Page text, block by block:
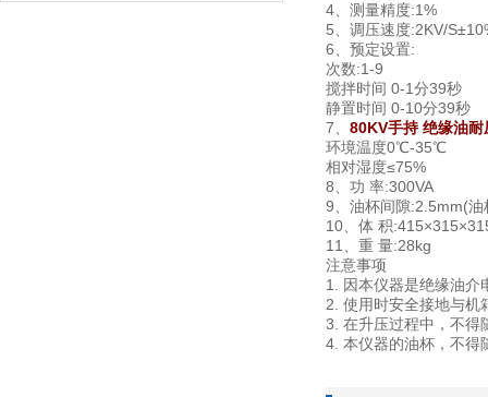
4、测量精度:1%
5、调压速度:2KV/
6、预定设置:
次数:1-9
搅拌时间 0-1分39秒
静置时间 0-10分39秒
7、 80KV手持 绝缘油耐
环境温度0℃-35℃
相对湿度≤75%
8、功 率:300VA
9、油杯间隙:2.5mm(油
10、体 积
11、重 量:28kg
注意事项
1. 因本仪器是绝缘油介
2. 使用时安全接地与机
3. 在升压过程中，不得
4. 本仪器的油杯，不得